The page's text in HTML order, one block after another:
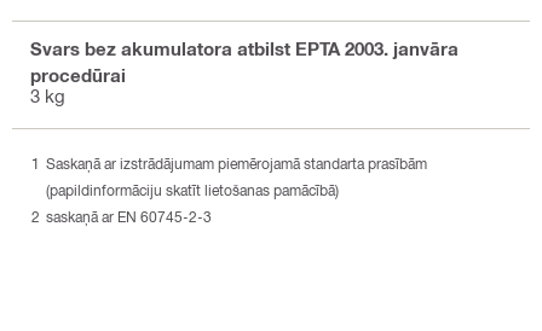
Svars bez akumulatora atbilst EPTA 2003. janvāra
procedūrai
3 kg
Saskaņā ar izstrādājumam piemērojamā standarta prasībām
(papildinformāciju skatīt lietošanas pamācībā)
saskaņā ar EN 60745-2-3